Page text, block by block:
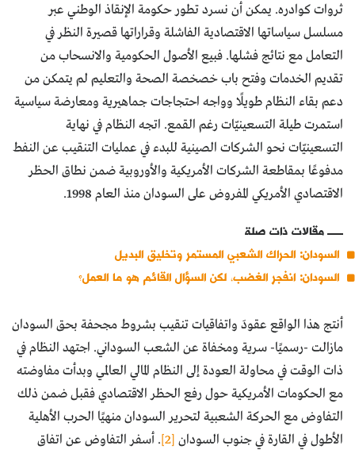
ثروات كوادره. يمكن أن نسرد تطور حكومة الإنقاذ الوطني عبر
مسلسل سياساتها الاقتصادية الفاشلة وقراراتها قصيرة النظر في
التعامل مع نتائج فشلها. فبيع الأصول الحكومية والانسحاب من
تقديم الخدمات وفتح باب خصخصة الصحة والتعليم لم يتمكن من
دعم بقاء النظام طويلًا وواجه احتجاجات جماهيرية ومعارضة سياسية
استمرت طيلة التسعينيّات رغم القمع. اتجه النظام في نهاية
التسعينيّات نحو الشركات الصينية للبدء في عمليات التنقيب عن النفط
مدفوعًا بمقاطعة الشركات الأمريكية والأوروبية ضمن نطاق الحظر
الاقتصادي الأمريكي المفروض على السودان منذ العام 1998.
مقالات ذات صلة
السودان: الحراك الشعبي المستمر وتخليق البديل
السودان: انفجر الغضب، لكن السؤال القائم هو ما العمل؟
أنتج هذا الواقع عقودَ واتفاقيات تنقيب بشروط مجحفة بحق السودان
مازالت -رسميًا- سرية ومخفاة عن الشعب السوداني. اجتهد النظام في
ذات الوقت في محاولة العودة إلى النظام المالي العالمي وبدأت مفاوضته
مع الحكومات الأمريكية حول رفع الحظر الاقتصادي فقبل ضمن ذلك
التفاوض مع الحركة الشعبية لتحرير السودان منهيًا الحرب الأهلية
الأطول في القارة في جنوب السودان [2]
. أسفر التفاوض عن اتفاق